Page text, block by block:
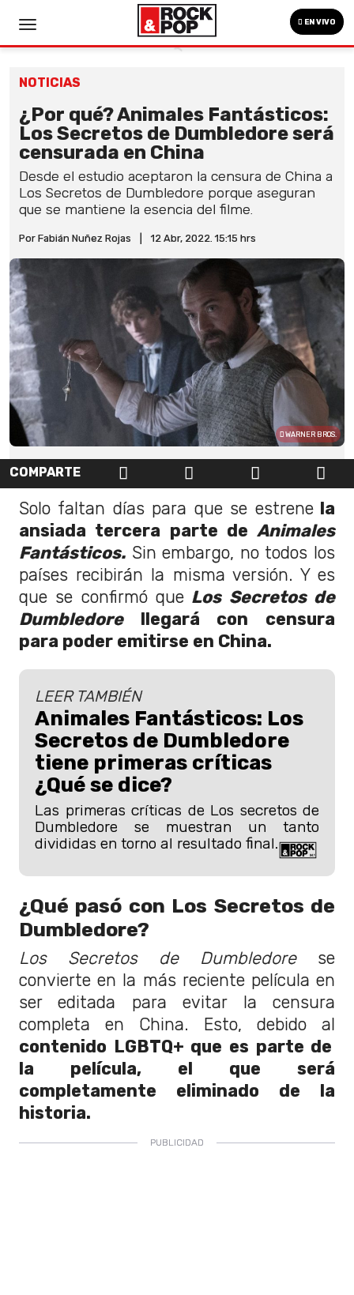
EN VIVO
NOTICIAS
¿Por qué? Animales Fantásticos:
Los Secretos de Dumbledore será
censurada en China
Desde el estudio aceptaron la censura de China a
Los Secretos de Dumbledore porque aseguran
que se mantiene la esencia del filme.
Por Fabián Nuñez Rojas 12 Abr, 2022. 15:15 hrs
WARNER BROS.
COMPARTE
Solo faltan días para que se estrenela
ansiada tercera parte de Animales
Fantásticos. Sin embargo, no todos los
países recibirán la misma versión. Y es
que se confirmó que Los Secretos de
Dumbledore llegará con censura
para poder emitirse en China.
LEER TAMBIÉN
Animales Fantásticos: Los
Secretos de Dumbledore
tiene primeras críticas
¿Qué se dice?
Las primeras críticas de Los secretos de
Dumbledore se muestran un tanto
divididas en torno al resultado final.
¿Qué pasó con Los Secretos de
Dumbledore?
Los Secretos de Dumbledore se
convierte en la más reciente película en
ser editada para evitar la censura
completa en China. Esto, debido al
contenido LGBTQ+ que es parte de
la película, el que será
completamente eliminado de la
historia.